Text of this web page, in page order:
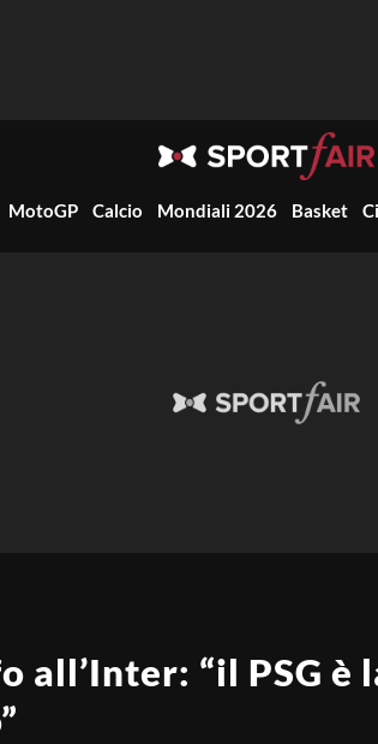
MotoGP Calcio Mondiali 2026 Basket
all’Inter: “il PSG